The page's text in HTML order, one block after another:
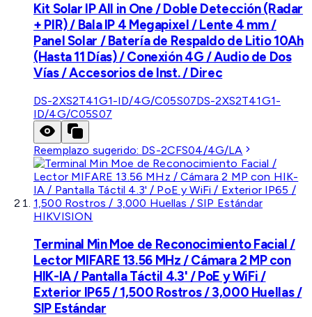
Kit Solar IP All in One / Doble Detección (Radar
+ PIR) / Bala IP 4 Megapixel / Lente 4 mm /
Panel Solar / Batería de Respaldo de Litio 10Ah
(Hasta 11 Días) / Conexión 4G / Audio de Dos
Vías / Accesorios de Inst. / Direc
DS-2XS2T41G1-ID/4G/C05S07DS-2XS2T41G1-
ID/4G/C05S07
Reemplazo sugerido: DS-2CFS04/4G/LA
HIKVISION
Terminal Min Moe de Reconocimiento Facial /
Lector MIFARE 13.56 MHz / Cámara 2 MP con
HIK-IA / Pantalla Táctil 4.3' / PoE y WiFi /
Exterior IP65 / 1,500 Rostros / 3,000 Huellas /
SIP Estándar